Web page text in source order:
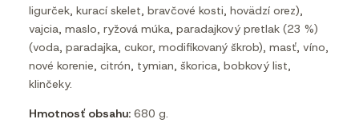
ligurček, kurací skelet, bravčové kosti, hovädzí orez),
vajcia, maslo, ryžová múka, paradajkový pretlak (23 %)
(voda, paradajka, cukor, modifikovaný škrob), masť, víno,
nové korenie, citrón, tymian, škorica, bobkový list,
klinčeky.
Hmotnosť obsahu: 680 g.